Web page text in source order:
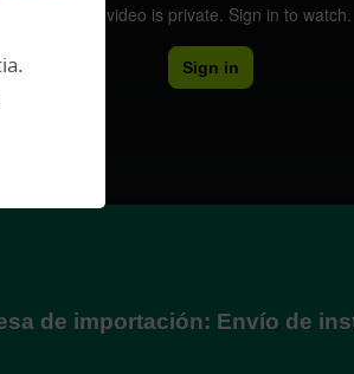
de importación: Envío de